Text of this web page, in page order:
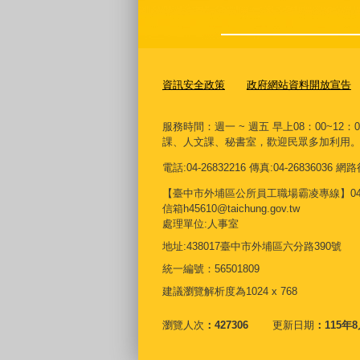
資訊安全政策 政府網站資料開放宣告
服務時間：週一 ~ 週五 早上08：00~12
課、人文課、秘書室，歡迎民眾多加利用。
電話:04-26832216 傳真:04-26836036 網
【臺中市外埔區公所員工職場霸凌專線】
信箱h45610@taichung.gov.tw
處理單位:人事室
地址:438017臺中市外埔區六分路390號
統一編號：56501809
建議瀏覽解析度為1024 x 768
瀏覽人次 427306 更新日期 115年